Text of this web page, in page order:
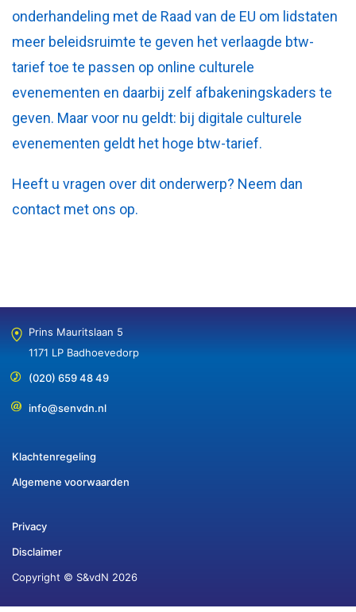
onderhandeling met de Raad van de EU om lidstaten
meer beleidsruimte te geven het verlaagde btw-
tarief toe te passen op online culturele
evenementen en daarbij zelf afbakeningskaders te
geven. Maar voor nu geldt: bij digitale culturele
evenementen geldt het hoge btw-tarief.
Heeft u vragen over dit onderwerp? Neem dan
contact met ons op.
Prins Mauritslaan 5
1171 LP Badhoevedorp
(020) 659 48 49
info@senvdn.nl
Klachtenregeling
Algemene voorwaarden
Privacy
Disclaimer
Copyright © S&vdN 2026